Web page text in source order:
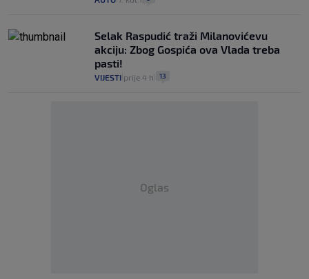
Selak Raspudić traži Milanovićevu
akciju: Zbog Gospića ova Vlada treba
pasti!
VIJESTI prije 4 h 13
Oglas